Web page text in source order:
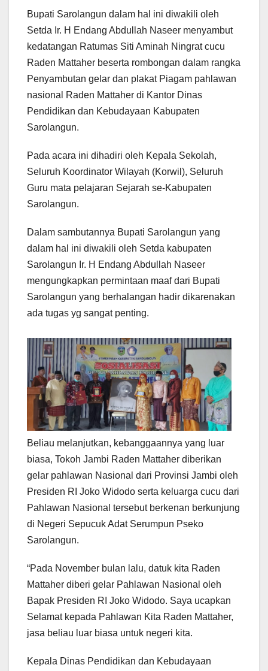
Bupati Sarolangun dalam hal ini diwakili oleh
Setda Ir. H Endang Abdullah Naseer menyambut
kedatangan Ratumas Siti Aminah Ningrat cucu
Raden Mattaher beserta rombongan dalam rangka
Penyambutan gelar dan plakat Piagam pahlawan
nasional Raden Mattaher di Kantor Dinas
Pendidikan dan Kebudayaan Kabupaten
Sarolangun.
Pada acara ini dihadiri oleh Kepala Sekolah,
Seluruh Koordinator Wilayah (Korwil), Seluruh
Guru mata pelajaran Sejarah se-Kabupaten
Sarolangun.
Dalam sambutannya Bupati Sarolangun yang
dalam hal ini diwakili oleh Setda kabupaten
Sarolangun Ir. H Endang Abdullah Naseer
mengungkapkan permintaan maaf dari Bupati
Sarolangun yang berhalangan hadir dikarenakan
ada tugas yg sangat penting.
Beliau melanjutkan, kebanggaannya yang luar
biasa, Tokoh Jambi Raden Mattaher diberikan
gelar pahlawan Nasional dari Provinsi Jambi oleh
Presiden RI Joko Widodo serta keluarga cucu dari
Pahlawan Nasional tersebut berkenan berkunjung
di Negeri Sepucuk Adat Serumpun Pseko
Sarolangun.
“Pada November bulan lalu, datuk kita Raden
Mattaher diberi gelar Pahlawan Nasional oleh
Bapak Presiden RI Joko Widodo. Saya ucapkan
Selamat kepada Pahlawan Kita Raden Mattaher,
jasa beliau luar biasa untuk negeri kita.
Kepala Dinas Pendidikan dan Kebudayaan